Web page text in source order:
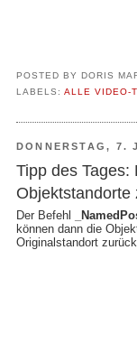
POSTED BY DORIS
LABELS: ALLE VIDEO-
DONNERSTAG, 7.
Tipp des
Objektstandorte
Der Befehl
können dann die
Originalstandort